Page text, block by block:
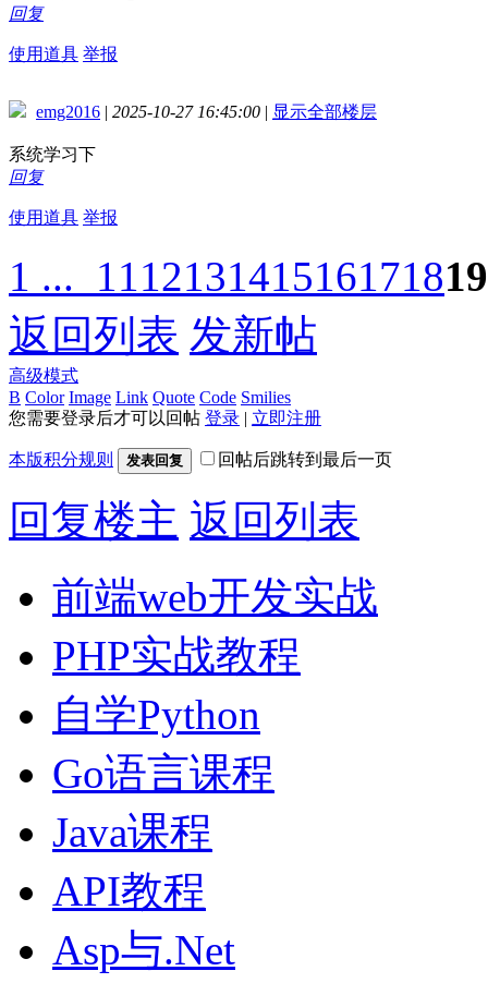
回复
使用道具 举报
emg2016 | 2025-10-27 16:45:00 | 显示全部楼层
系统学习下
回复
使用道具 举报
1 ... 111213141516171819
返回列表 发新帖
高级模式
B Color Image Link Quote Code Smilies
您需要登录后才可以回帖 登录 | 立即注册
本版积分规则 发表回复 回帖后跳转到最后一页
回复楼主 返回列表
前端web开发实战
PHP实战教程
自学Python
Go语言课程
Java课程
API教程
Asp与.Net